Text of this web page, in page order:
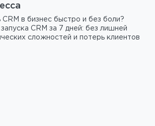
CRM в бизнес быстро и без боли?
CRM за 7 дней: без лишней
сложностей и потерь клиентов